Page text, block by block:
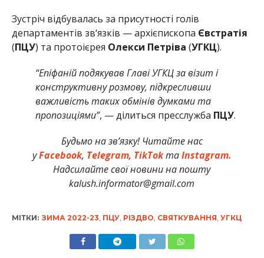
Зустріч відбувалась за присутності голів
департаментів зв‘язків — архієпископа Євстратія
(ПЦУ) та протоієрея Олекси Петріва (УГКЦ).
“Епіфаній подякував Главі УГКЦ за візит і
конструктивну розмову, підкресливши
важливість таких обмінів думками та
пропозиціями”, — ділиться пресслужба ПЦУ.
Будьмо на зв’язку! Читайте нас
уFacebook, Telegram, TikTokтаInstagram.
Надсилайте свої новини на пошту
kalush.informator@gmail.com
МІТКИ: ЗИМА 2022-23 ПЦУ, РІЗДВО СВЯТКУВАННЯ УГКЦ